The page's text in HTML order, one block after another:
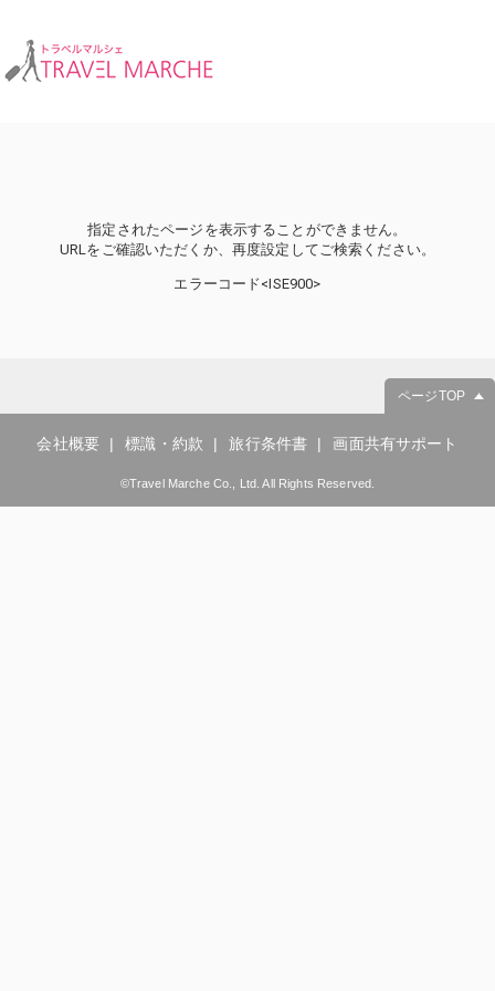
指定されたページを表示することができません。
URLをご確認いただくか、再度設定してご検索ください。
エラーコード<ISE900>
ページTOP
会社概要 標識・約款 旅行条件書 画面共有サポート
©Travel Marche Co., Ltd. All Rights Reserved.